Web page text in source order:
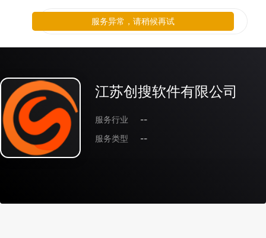
江苏创搜软件有限公司
服务行业
--
服务类型
--
服务异常，请稍候再试